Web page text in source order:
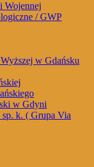
Wojennej
/ GWP
w Gdańsku
w Gdyni
k. ( Grupa Via